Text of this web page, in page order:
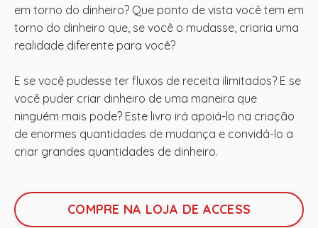
em torno do dinheiro? Que ponto de vista você tem em
torno do dinheiro que, se você o mudasse, criaria uma
realidade diferente para você?
E se você pudesse ter fluxos de receita ilimitados? E se
você puder criar dinheiro de uma maneira que
ninguém mais pode? Este livro irá apoiá-lo na criação
de enormes quantidades de mudança e convidá-lo a
criar grandes quantidades de dinheiro.
COMPRE NA LOJA DE ACCESS